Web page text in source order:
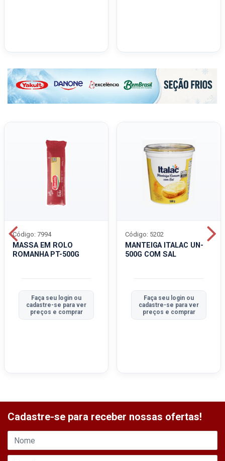
MASSA EM ROLO
ROMANHA PT-500G
Código: 7994
Faça seu login ou
cadastre-se para ver
preços e comprar
MANTEIGA ITALAC UN-
500G COM SAL
Código: 5202
Faça seu login ou
cadastre-se para ver
preços e comprar
Cadastre-se para receber nossas ofertas!